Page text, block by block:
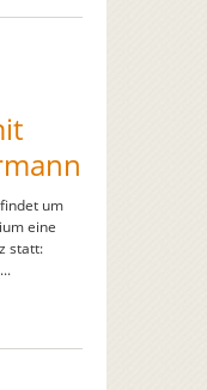
um
eine
statt: